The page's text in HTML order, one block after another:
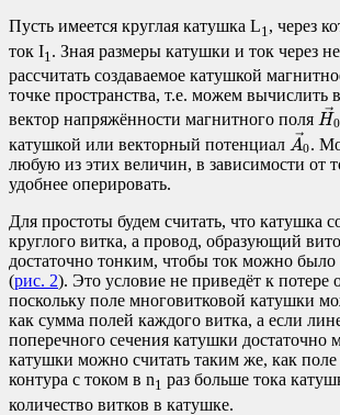
Пусть имеется круглая катушка L1, через
ток I1 . Зная размеры катушки и ток через
рассчитать создаваемое катушкой
точке пространства, т.е. можем вычислить
вектор напряжённости магнитного поля
→
H0
H0
катушкой или векторный потенциал
→
A0
A0→
.
любую из этих величин, в зависимости от
удобнее оперировать.
Для простоты будем считать, что катушка
круглого витка, а провод, образующий
достаточно тонким, чтобы ток можно
(рис. 2). Это условие не приведёт к
поскольку поле многовитковой катушки
как сумма полей каждого витка, а если
поперечного сечения катушки достаточно
катушки можно считать таким же, как поле
контура с током в n1 раз больше тока
количество витков в катушке.